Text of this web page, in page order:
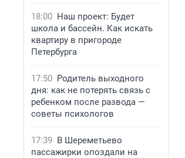
18:00 Наш проект: Будет
школа и бассейн. Как искать
квартиру в пригороде
Петербурга
17:50 Родитель выходного
дня: как не потерять связь с
ребенком после развода —
советы психологов
17:39 В Шереметьево
пассажирки опоздали на